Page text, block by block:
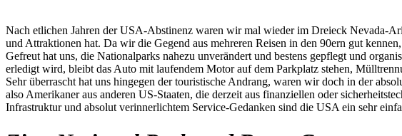
Nach etlichen Jahren der USA-Abstinenz waren wir mal wieder im Dreieck Nevada-
und Attraktionen hat. Da wir die Gegend aus mehreren Reisen in den 90ern gut
Gefreut hat uns, die Nationalparks nahezu unverändert und bestens gepflegt und
erledigt wird, bleibt das Auto mit laufendem Motor auf dem Parkplatz stehen,
Sehr überrascht hat uns hingegen der touristische Andrang, waren wir doch in der
also Amerikaner aus anderen US-Staaten, die derzeit aus finanziellen oder
Infrastruktur und absolut verinnerlichtem Service-Gedanken sind die USA ein sehr